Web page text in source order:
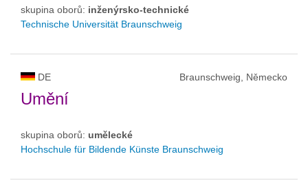
skupina oborů: inženýrsko-technické
Technische Universität Braunschweig
DE Braunschweig, Německo
Umění
skupina oborů: umělecké
Hochschule für Bildende Künste Braunschweig